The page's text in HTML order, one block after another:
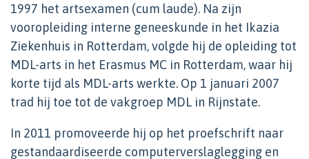
1997 het artsexamen (cum laude). Na zijn
vooropleiding interne geneeskunde in het Ikazia
Ziekenhuis in Rotterdam, volgde hij de opleiding tot
MDL-arts in het Erasmus MC in Rotterdam, waar hij
korte tijd als MDL-arts werkte. Op 1 januari 2007
trad hij toe tot de vakgroep MDL in Rijnstate.
In 2011 promoveerde hij op het proefschrift naar
gestandaardiseerde computerverslaglegging en